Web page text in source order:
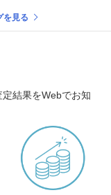
を見る
結果をWebでお知